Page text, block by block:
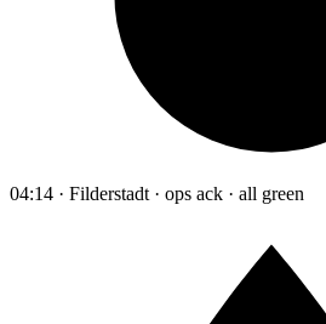
04:14 · Filderstadt · ops ack · all green